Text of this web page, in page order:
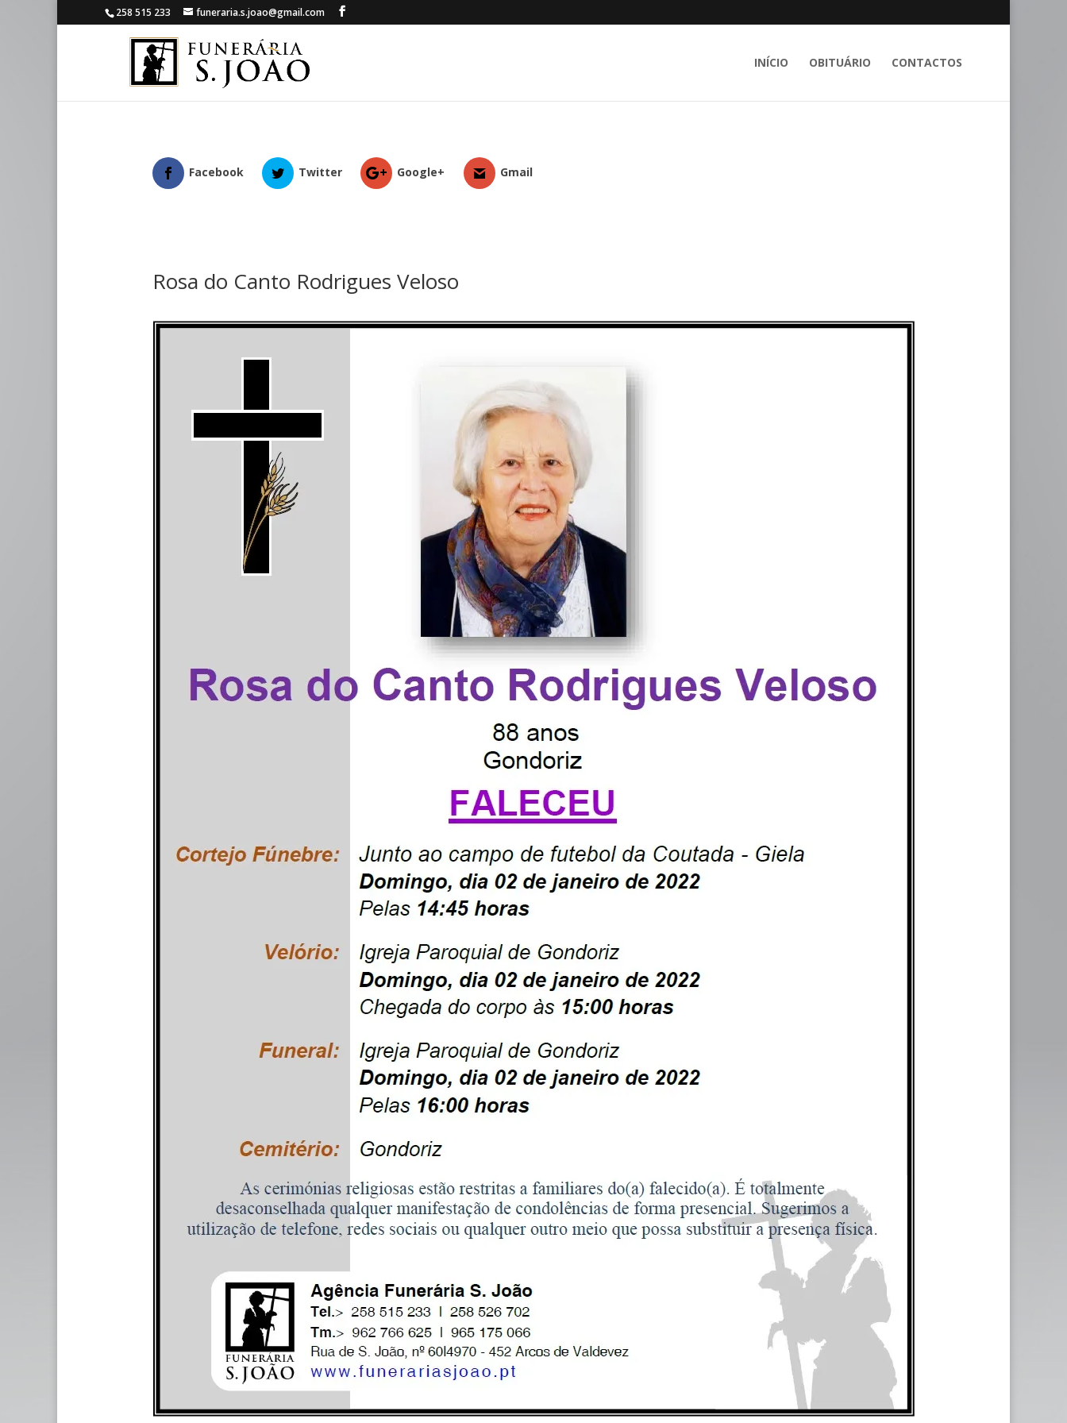
258 515 233 funeraria.s.joao@gmail.com
INÍCIO OBITUÁRIO CONTACTOS
Facebook Twitter Google+ Gmail
Rosa do Canto Rodrigues Veloso